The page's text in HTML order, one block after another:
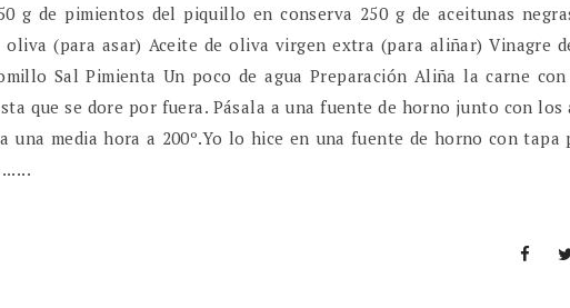
g de pimientos del piquillo en conserva 250 g de aceitunas
oliva (para asar) Aceite de oliva virgen extra (para aliñar) Vinagre
Sal Pimienta Un poco de agua Preparación Aliña la carne
que se dore por fuera. Pásala a una fuente de horno junto con
una media hora a 200º.Yo lo hice en una fuente de horno con tapa